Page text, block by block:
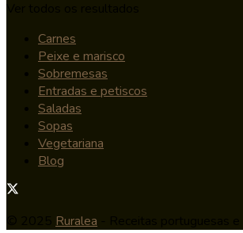
Carnes
Peixe e marisco
Sobremesas
Entradas e petiscos
Saladas
Sopas
Vegetariana
Blog
Ruralea